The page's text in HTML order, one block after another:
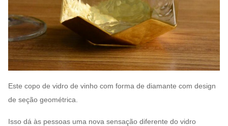
Este copo de vidro de vinho com forma de diamante com design
de seção geométrica.
Isso dá às pessoas uma nova sensação diferente do vidro